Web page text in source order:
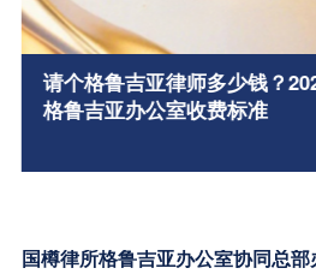
请个格鲁吉亚律师多少钱？
格鲁吉亚办公室收费标准